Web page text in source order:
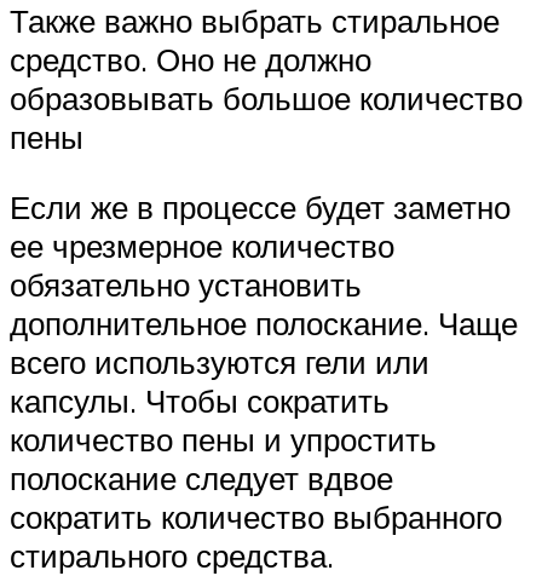
Также важно выбрать стиральное
средство. Оно не должно
образовывать большое количество
пены
Если же в процессе будет заметно
ее чрезмерное количество
обязательно установить
дополнительное полоскание. Чаще
всего используются гели или
капсулы. Чтобы сократить
количество пены и упростить
полоскание следует вдвое
сократить количество выбранного
стирального средства.